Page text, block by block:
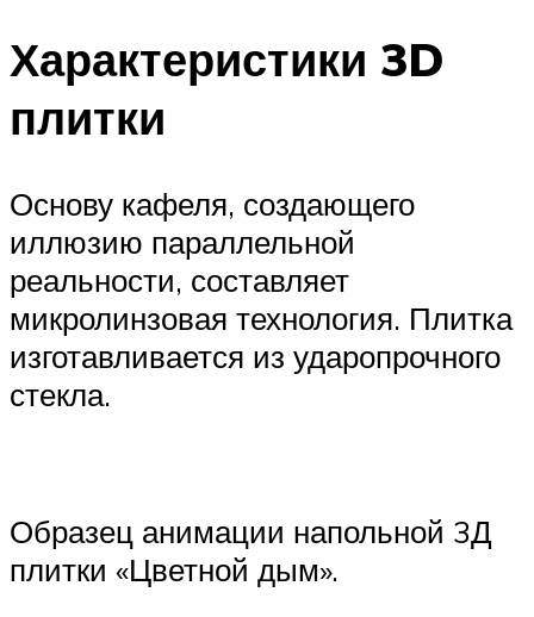
Характеристики 3D
плитки
Основу кафеля, создающего
иллюзию параллельной
реальности, составляет
микролинзовая технология. Плитка
изготавливается из ударопрочного
стекла.
Образец анимации напольной 3Д
плитки «Цветной дым».